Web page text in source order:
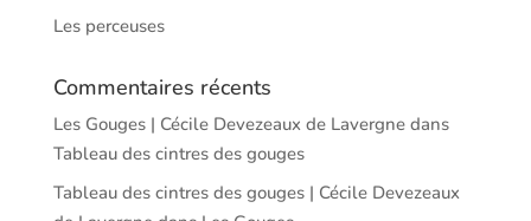
Les perceuses
Commentaires récents
Les Gouges | Cécile Devezeaux de Lavergnedans
Tableau des cintres des gouges
Tableau des cintres des gouges | Cécile Devezeaux